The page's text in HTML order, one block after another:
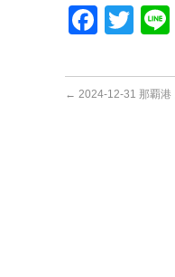
← 2024-12-31 那覇港